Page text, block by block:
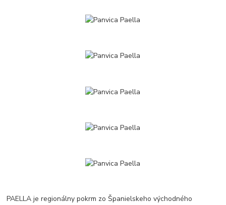
PAELLA je regionálny pokrm zo Španielskeho východného